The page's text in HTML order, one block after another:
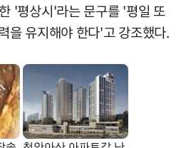
'평상시'라는 문구를 '평일 또
을 유지해야 한다'고 강조했다.